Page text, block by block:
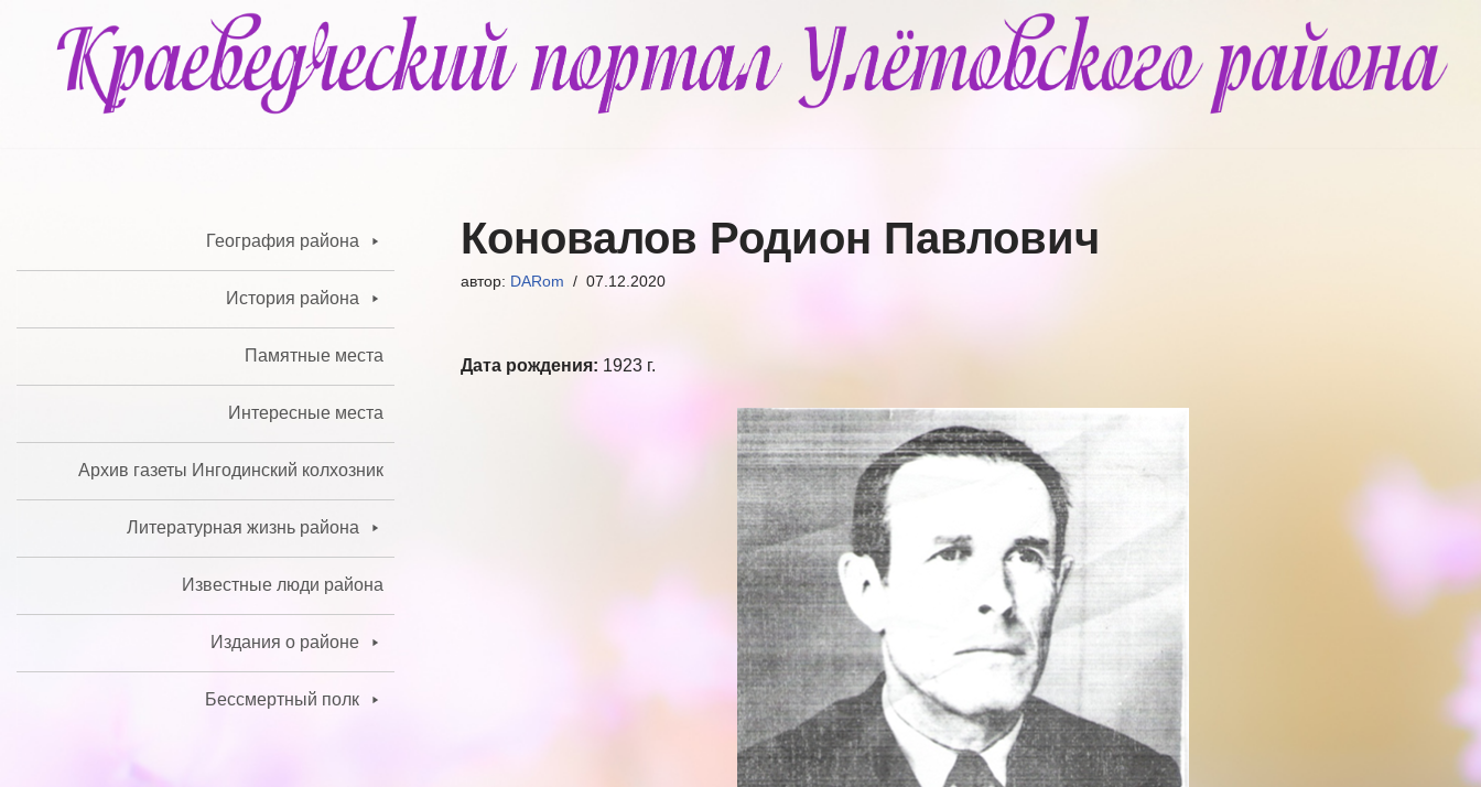
Перейти
содержимому
География района
История района
Памятные места
Интересные места
Архив газеты Ингодинский колхозник
Литературная жизнь района
Известные люди района
Издания о районе
Бессмертный полк
Коновалов Родион Павлович
автор: DARom 07.12.2020
Дата рождения: 1923 г.